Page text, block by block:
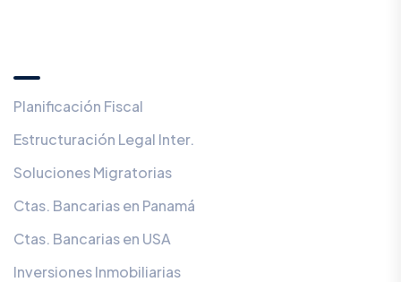
Planificación Fiscal
Estructuración Legal Inter.
Soluciones Migratorias
Ctas. Bancarias en Panamá
Ctas. Bancarias en USA
Inversiones Inmobiliarias